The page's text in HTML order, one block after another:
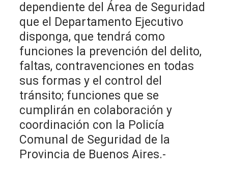
dependiente del Área de Seguridad
que el Departamento Ejecutivo
disponga, que tendrá como
funciones la prevención del delito,
faltas, contravenciones en todas
sus formas y el control del
tránsito; funciones que se
cumplirán en colaboración y
coordinación con la Policía
Comunal de Seguridad de la
Provincia de Buenos Aires.-